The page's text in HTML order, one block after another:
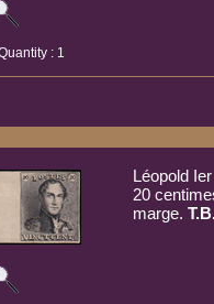
: 1
Léopold
20
marge.